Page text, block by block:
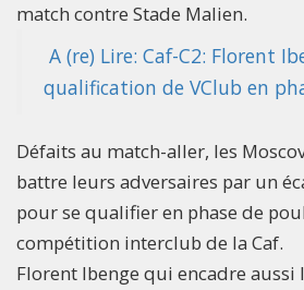
match contre Stade Malien.
A (re) Lire: Caf-C2: Florent
qualification de VClub en
Défaits au match-aller, les
battre leurs adversaires par un
pour se qualifier en phase de
compétition interclub de la Caf.
Florent Ibenge qui encadre aussi